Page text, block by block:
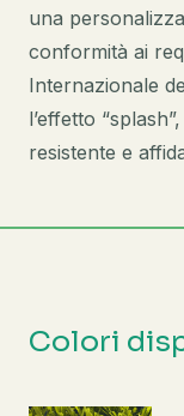
una
conformità ai
Internazionale
l’effetto
resistente e
Colori